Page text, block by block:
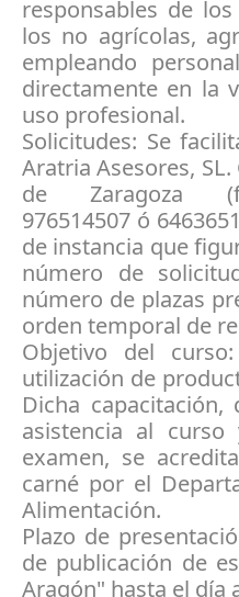
responsables de
los no agrícolas,
empleando
directamente en la
uso profesional.
Solicitudes: Se
Aratria Asesores, SL.
de Zaragoza
976514507 ó
de instancia que
número de
número de plazas
orden temporal de
Objetivo del
utilización de
Dicha
asistencia al
examen, se
carné por el
Alimentación.
Plazo de
de publicación de
Aragón" hasta el día